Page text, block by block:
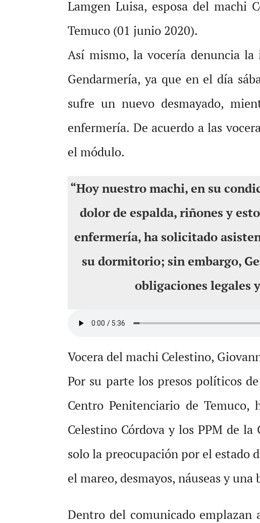
Lamgen Luisa, esposa del machi
Temuco (01 junio 2020).
Así mismo, la vocería denuncia
Gendarmería, ya que en el día
sufre un nuevo desmayado,
enfermería. De acuerdo a las
el módulo.
“Hoy nuestro machi, en su
dolor de espalda, riñones y
enfermería, ha solicitado
su dormitorio; sin embargo,
obligaciones legales
Vocera del machi Celestino,
Por su parte los presos políticos
Centro Penitenciario de
Celestino Córdova y los PPM de
solo la preocupación por el estado
el mareo, desmayos, náuseas y
Dentro del comunicado